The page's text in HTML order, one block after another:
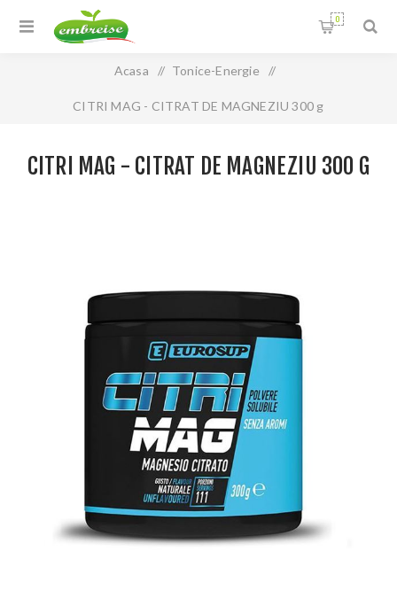
0
Acasa / Tonice-Energie /
CITRI MAG - CITRAT DE MAGNEZIU 300 g
CITRI MAG - CITRAT DE MAGNEZIU 300 G